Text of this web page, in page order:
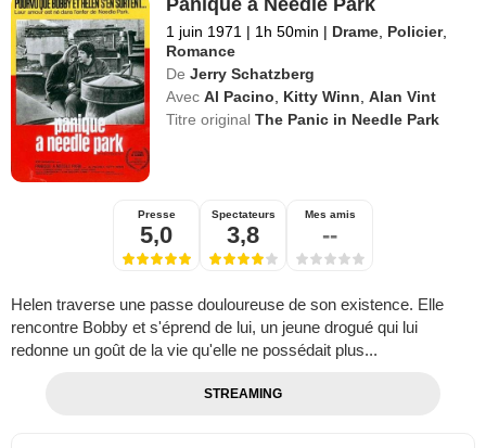
Panique à Needle Park
1 juin 1971 | 1h 50min | Drame, Policier,
Romance
De Jerry Schatzberg
Avec Al Pacino, Kitty Winn,Alan Vint
Titre originalThe Panic in Needle Park
Presse
5,0
Spectateurs
3,8
Mes amis
--
Helen traverse une passe douloureuse de son existence. Elle
rencontre Bobby et s'éprend de lui, un jeune drogué qui lui
redonne un goût de la vie qu'elle ne possédait plus...
STREAMING